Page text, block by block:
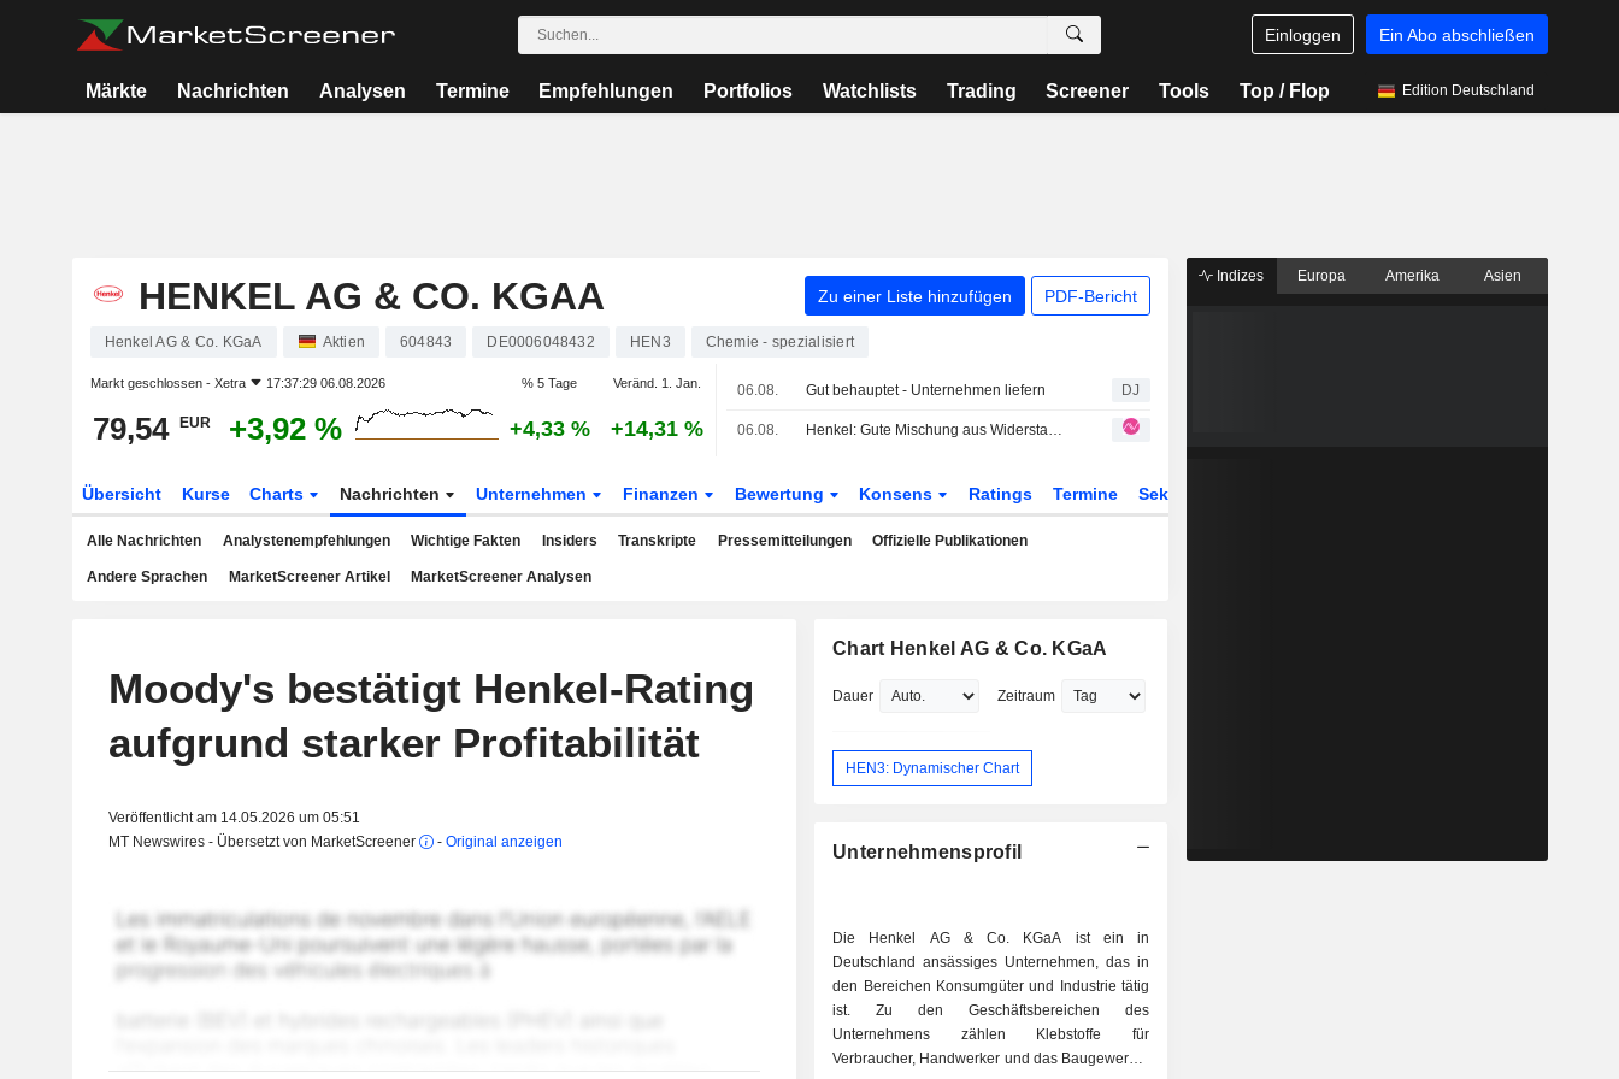
Einloggen Ein Abo abschließen
Märkte Nachrichten Analysen Termine Empfehlungen Portfolios Watchlists Trading Screener Tools Top / Flop Edition Deutschland
HENKEL AG & CO. KGAA Zu einer Liste hinzufügen PDF-Bericht
Henkel AG & Co. KGaA Aktien 604843 DE0006048432 HEN3 Chemie - spezialisiert
Markt geschlossen - Xetra 17:37:29 06.08.2026 % 5 Tage Veränd. 1. Jan.
79,54 EUR +3,92 % +4,33 % +14,31 %
06.08. Gut behauptet - Unternehmen liefern DJ
06.08. Henkel: Gute Mischung aus Widerstandsfähigkeit und Wachstum
Übersicht Kurse Charts Nachrichten Unternehmen Finanzen Bewertung Konsens Ratings Termine Sektor
Alle Nachrichten Analystenempfehlungen Wichtige Fakten Insiders Transkripte Pressemitteilungen Offizielle Publikationen
Andere Sprachen MarketScreener Artikel MarketScreener Analysen
Moody's bestätigt Henkel-Rating
aufgrund starker Profitabilität
Veröffentlicht am 14.05.2026 um 05:51
MT Newswires - Übersetzt von MarketScreener
- Original anzeigen
Chart Henkel AG & Co. KGaA
Dauer Zeitraum
HEN3: Dynamischer Chart
Unternehmensprofil
Die Henkel AG & Co. KGaA ist ein in
Deutschland ansässiges Unternehmen, das in
den Bereichen Konsumgüter und Industrie tätig
ist. Zu den Geschäftsbereichen des
Unternehmens zählen Klebstoffe für
Verbraucher, Handwerker und das Baugewerbe,
Indizes Europa Amerika Asien